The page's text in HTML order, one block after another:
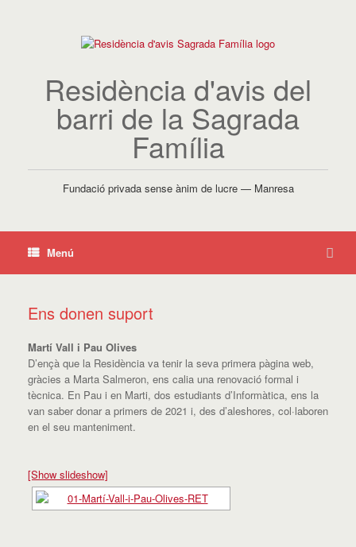
Residència d'avis del
barri de la Sagrada
Família
Fundació privada sense ànim de lucre — Manresa
Menú
Ens donen suport
Martí Vall i Pau Olives
D’ençà que la Residència va tenir la seva primera pàgina web,
gràcies a Marta Salmeron, ens calia una renovació formal i
tècnica. En Pau i en Marti, dos estudiants d’Informàtica, ens la
van saber donar a primers de 2021 i, des d’aleshores, col·laboren
en el seu manteniment.
[Show slideshow]